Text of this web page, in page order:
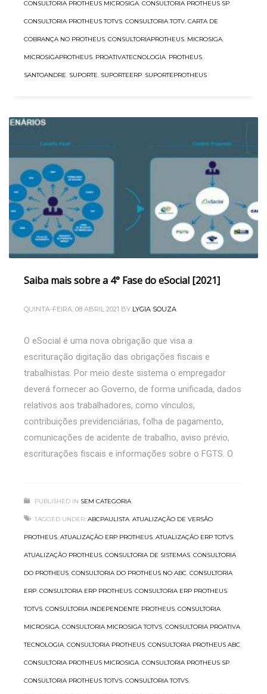
CONSULTORIA PROTHEUS MICROSIGA, CONSULTORIA PROTHEUS SP,
CONSULTORIA PROTHEUS TOTVS, CONSULTORIA TOTV. CARTA DE
COBRANÇA NO PROTHEUS, CONSULTORIAPROTHEUS, MICROSIGA,
MICROSIGAPROTHEUS, PROATIVATECNOLOGIA, PROTHEUS,
SANTOANDRE, SUPORTE, SUPORTEERP, SUPORTEPROTHEUS
Saiba mais sobre a 4° Fase do eSocial [2021]
QUINTA-FEIRA, 08 ABRIL 2021 BY LYGIA SOUZA
O eSocial é uma nova obrigação que visa a
escrituração digitação das obrigações fiscais e
trabalhistas. Por meio deste sistema o empregador
deverá fornecer ao Governo, de forma unificada, dados
relativos aos trabalhadores, como vínculos,
contribuições previdenciárias, folha de pagamento,
comunicações de acidente de trabalho, aviso prévio,
escriturações fiscais e informações sobre o FGTS. O
PUBLISHED IN SEM CATEGORIA
TAGGED UNDER: ABCPAULISTA, ATUALIZAÇÃO DE VERSÃO
PROTHEUS, ATUALIZAÇÃO ERP PROTHEUS, ATUALIZAÇÃO ERP TOTVS,
ATUALIZAÇÃO PROTHEUS, CONSULTORIA DE SISTEMAS, CONSULTORIA
DO PROTHEUS, CONSULTORIA DO PROTHEUS NO ABC, CONSULTORIA
ERP, CONSULTORIA ERP PROTHEUS, CONSULTORIA ERP PROTHEUS
TOTVS, CONSULTORIA INDEPENDENTE PROTHEUS, CONSULTORIA
MICROSIGA, CONSULTORIA MICROSIGA TOTVS, CONSULTORIA PROATIVA
TECNOLOGIA, CONSULTORIA PROTHEUS, CONSULTORIA PROTHEUS ABC,
CONSULTORIA PROTHEUS MICROSIGA, CONSULTORIA PROTHEUS SP,
CONSULTORIA PROTHEUS TOTVS, CONSULTORIA TOTVS,